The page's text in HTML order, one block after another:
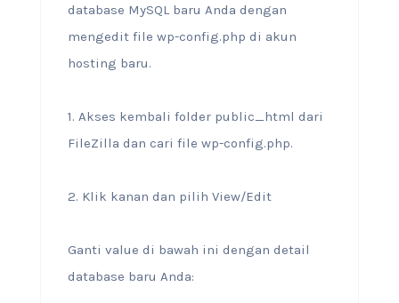
database MySQL baru Anda dengan
mengedit file wp-config.php di akun
hosting baru.
1. Akses kembali folder public_html dari
FileZilla dan cari file wp-config.php.
2. Klik kanan dan pilih View/Edit
Ganti value di bawah ini dengan detail
database baru Anda: